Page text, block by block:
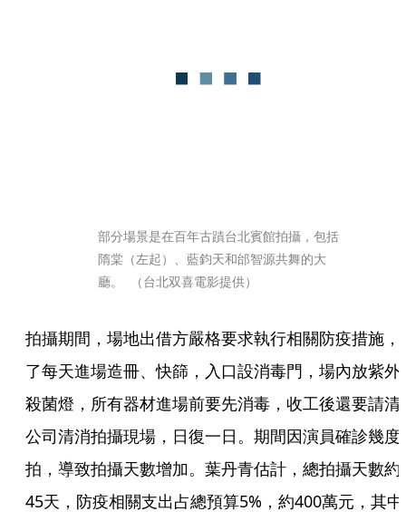
部分場景是在百年古蹟台北賓館拍攝，包括
隋棠（左起）、藍鈞天和邰智源共舞的大
廳。  （台北双喜電影提供）
拍攝期間，場地出借方嚴格要求執行相關防疫措施，
了每天進場造冊、快篩，入口設消毒門，場內放紫外
殺菌燈，所有器材進場前要先消毒，收工後還要請清
公司清消拍攝現場，日復一日。期間因演員確診幾度
拍，導致拍攝天數增加。葉丹青估計，總拍攝天數約
45天，防疫相關支出占總預算5%，約400萬元，其中